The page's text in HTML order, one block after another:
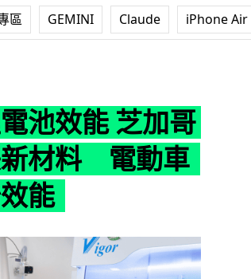
區 GEMINI Claude iPhone Air
池效能 芝加哥
新材料 電動車
能